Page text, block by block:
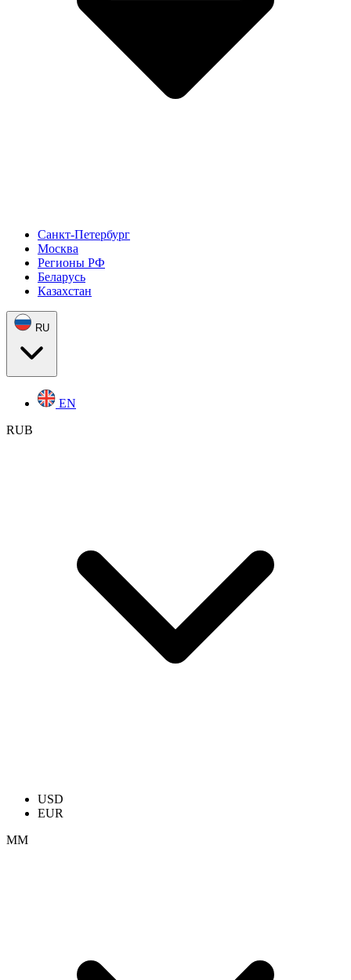
Санкт-Петербург
Москва
Регионы РФ
Беларусь
Казахстан
RU
EN
RUB
USD
EUR
ММ